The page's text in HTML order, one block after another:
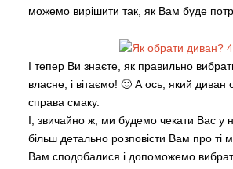
можемо вирішити так, як Вам буде
І тепер Ви знаєте, як правильно
власне, і вітаємо! 🙂 А ось, який
справа смаку.
І, звичайно ж, ми будемо чекати Вас у
більш детально розповісти Вам про ті
Вам сподобалися і допоможемо